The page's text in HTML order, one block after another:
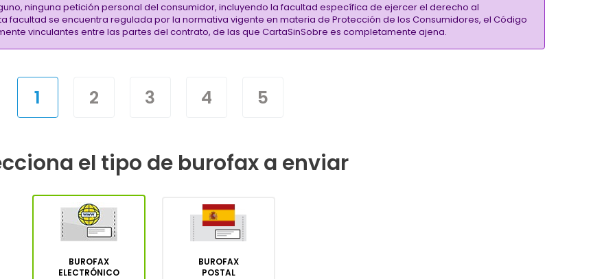
ninguna petición personal del consumidor, incluyendo la facultad específica de ejercer el derecho al
facultad se encuentra regulada por la normativa vigente en materia de Protección de los Consumidores, el Código
vinculantes entre las partes del contrato, de las que CartaSinSobre es completamente ajena.
1 2 3 4 5
el tipo de burofax a enviar
BUROFAX
ELECTRÓNICO
BUROFAX
POSTAL